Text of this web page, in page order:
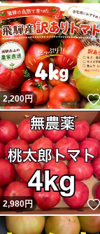
2,200円
2,980円